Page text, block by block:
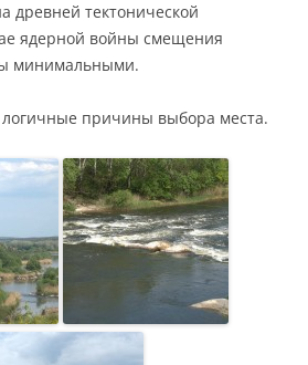
древней тектонической
ядерной войны смещения
минимальными.
логичные причины выбора места.